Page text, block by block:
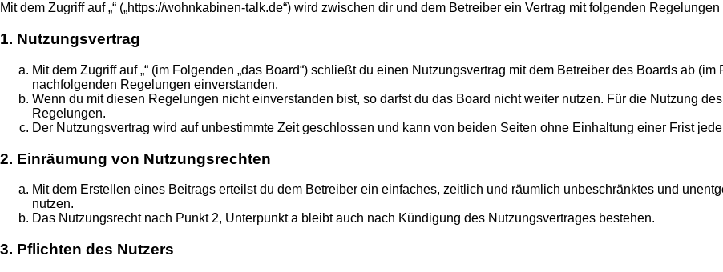
Mit dem Zugriff auf „“ („https://wohnkabinen-talk.de“) wird zwischen dir und dem Betreiber ein Vertrag mit folgenden
1. Nutzungsvertrag
Mit dem Zugriff auf „“ (im Folgenden „das Board“) schließt du einen Nutzungsvertrag mit dem Betreiber des Boards ab
nachfolgenden Regelungen einverstanden.
Wenn du mit diesen Regelungen nicht einverstanden bist, so darfst du das Board nicht weiter nutzen. Für die Nutzung
Regelungen.
Der Nutzungsvertrag wird auf unbestimmte Zeit geschlossen und kann von beiden Seiten ohne Einhaltung einer Frist
2. Einräumung von Nutzungsrechten
Mit dem Erstellen eines Beitrags erteilst du dem Betreiber ein einfaches, zeitlich und räumlich unbeschränktes und
nutzen.
Das Nutzungsrecht nach Punkt 2, Unterpunkt a bleibt auch nach Kündigung des Nutzungsvertrages bestehen.
3. Pflichten des Nutzers